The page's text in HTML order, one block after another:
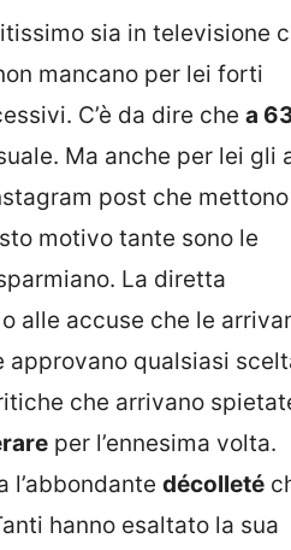
sia in televisione
mancano per lei forti
C’è da dire che a
Ma anche per lei gli
post che
motivo tante sono le
La diretta
alle accuse che le
approvano qualsiasi
che arrivano
per l’ennesima volta.
l’abbondante décolleté
hanno esaltato la sua